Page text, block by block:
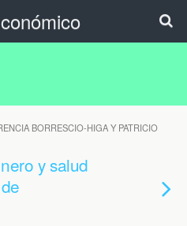
BORRESCIO-HIGA Y PATRICIO
y salud